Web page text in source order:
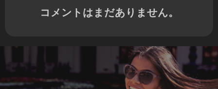
コメントはまだありません。